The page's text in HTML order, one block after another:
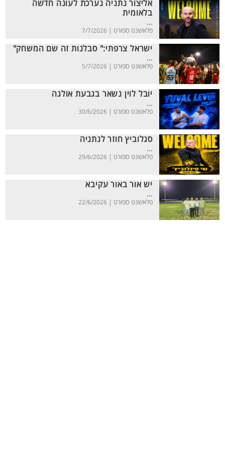
אליצור נתניה נערכת לעונה חדשה
בלאומית
...
פלאשנט ספורט | 7/7/2026
ישראל צרפתי:" סבלנות זה שם המשחק"
...
פלאשנט ספורט | 5/7/2026
יובל לוין נשאר בגבעת אולגה
...
פלאשנט ספורט | 30/6/2026
סגלוביץ חוזר לנתניה
...
פלאשנט ספורט | 29/6/2026
יש אור באור עקיבא
...
פלאשנט ספורט | 22/6/2026